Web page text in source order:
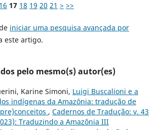
16 17 18 19 20 21 > >>
iniciar uma pesquisa avançada por
este artigo.
pelo mesmo(s) autor(es)
Karine Simoni, Luigi Buscalioni e a
indígenas da Amazônia: tradução de
, Cadernos de Tradução: v. 43
Traduzindo a Amazônia III